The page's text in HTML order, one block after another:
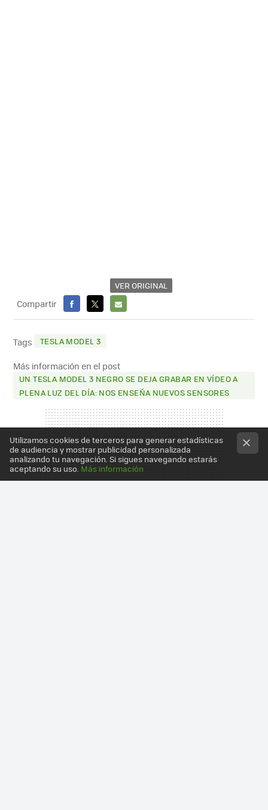
VER ORIGINAL
Compartir
FACEBOOK
X
E-
Tags TESLA MODEL 3
Más información en el post
UN TESLA MODEL 3 NEGRO SE DEJA GRABAR EN VÍDEO A
PLENA LUZ DEL DÍA: NOS ENSEÑA NUEVOS SENSORES
Utilizamos cookies de terceros para generar estadísticas
de audiencia y mostrar publicidad personalizada
analizando tu navegación. Si sigues navegando estarás
aceptando su uso. Más información